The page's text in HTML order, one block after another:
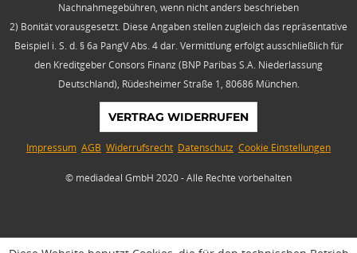
Nachnahmegebühren, wenn nicht anders beschrieben
2) Bonität vorausgesetzt. Diese Angaben stellen zugleich das repräsentative
Beispiel i. S. d. § 6a PangV Abs. 4 dar. Vermittlung erfolgt ausschließlich für
den Kreditgeber Consors Finanz (BNP Paribas S.A. Niederlassung
Deutschland), Rüdesheimer Straße 1, 80686 München.
VERTRAG WIDERRUFEN
Impressum AGB Widerrufsrecht Datenschutz Cookie Einstellungen
© mediadeal GmbH 2020 - Alle Rechte vorbehalten